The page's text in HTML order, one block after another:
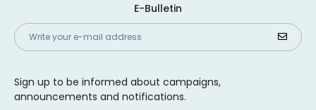
E-Bulletin
Sign up to be informed about campaigns,
announcements and notifications.